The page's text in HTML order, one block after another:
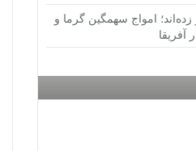
امواج سهمگین گرما و
آفریقا